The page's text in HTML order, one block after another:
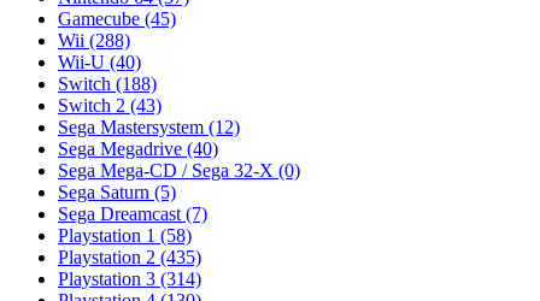
Gamecube (45)
Wii (288)
Wii-U (40)
Switch (188)
Switch 2 (43)
Sega Mastersystem (12)
Sega Megadrive (40)
Sega Mega-CD / Sega 32-X (0)
Sega Saturn (5)
Sega Dreamcast (7)
Playstation 1 (58)
Playstation 2 (435)
Playstation 3 (314)